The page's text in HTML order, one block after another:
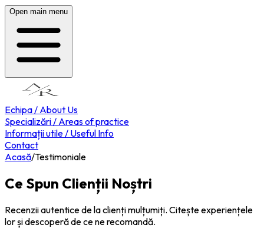
Open main menu
Echipa / About Us
Specializări / Areas of practice
Informații utile / Useful Info
Contact
Acasă/Testimoniale
Ce Spun Clienții Noștri
Recenzii autentice de la clienți mulțumiți. Citește experiențele
lor și descoperă de ce ne recomandă.